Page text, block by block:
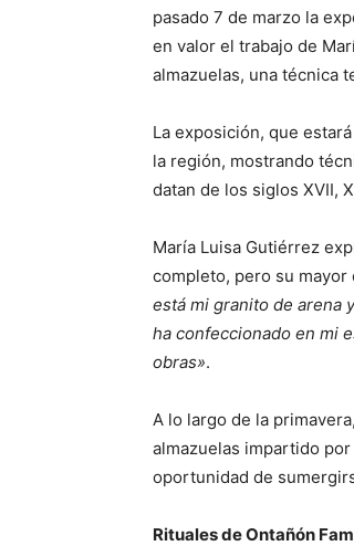
pasado 7 de marzo la
en valor el trabajo de
almazuelas, una técnica
La exposición, que
la región, mostrando
datan de los siglos XVII,
María Luisa Gutiérrez
completo, pero su
está mi granito de arena
ha confeccionado en mi
obras».
A lo largo de la
almazuelas impartido
oportunidad de
Rituales de Ontañón